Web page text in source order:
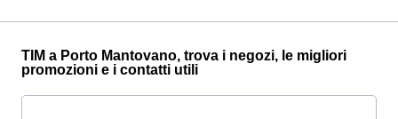
TIM a Porto Mantovano, trova i negozi, le migliori
promozioni e i contatti utili